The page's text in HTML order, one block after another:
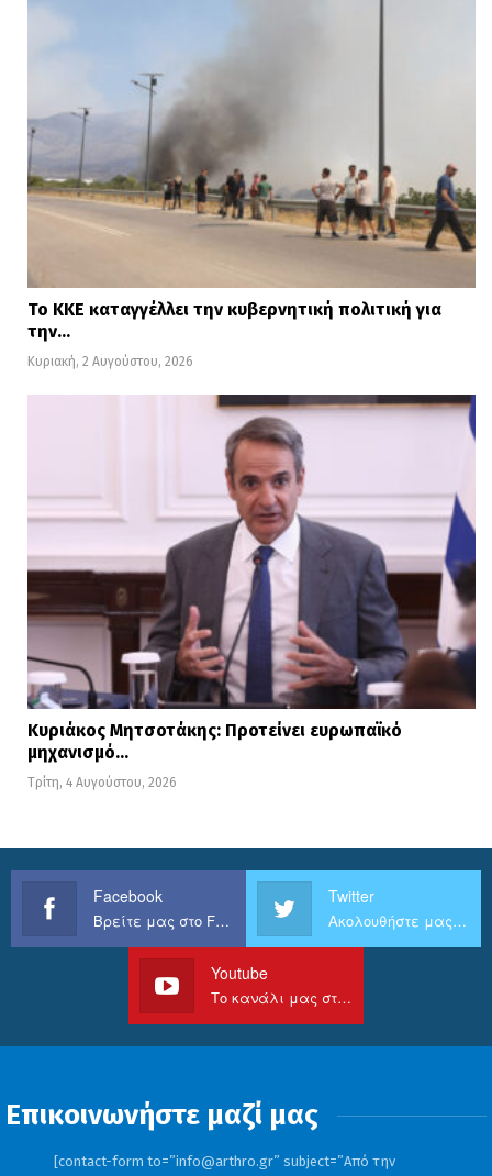
Το ΚΚΕ καταγγέλλει την κυβερνητική πολιτική για
την…
Κυριακή, 2 Αυγούστου, 2026
Κυριάκος Μητσοτάκης: Προτείνει ευρωπαϊκό
μηχανισμό…
Τρίτη, 4 Αυγούστου, 2026
Facebook
Βρείτε μας στο Facebook
Twitter
Ακολουθήστε μας στο Twitter
Youtube
Το κανάλι μας στο Youtube
Επικοινωνήστε μαζί μας
[contact-form to=”info@arthro.gr” subject=”Από την